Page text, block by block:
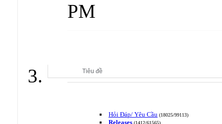
PM
Tiêu đề
Hỏi Đáp/ Yêu Cầu (18025/99113)
Releases (1412/61565)